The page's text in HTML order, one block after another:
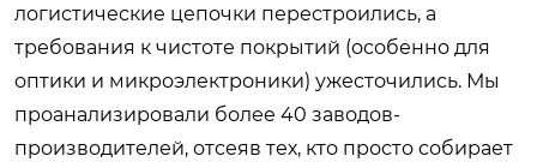
логистические цепочки перестроились, а
требования к чистоте покрытий (особенно для
оптики и микроэлектроники) ужесточились. Мы
проанализировали более 40 заводов-
производителей, отсеяв тех, кто просто собирает